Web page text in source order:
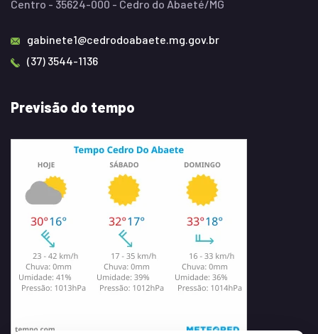
Centro - 35624-000 - Cedro do Abaeté/MG
gabinete1@cedrodoabaete.mg.gov.br
(37) 3544-1136
Previsão do tempo